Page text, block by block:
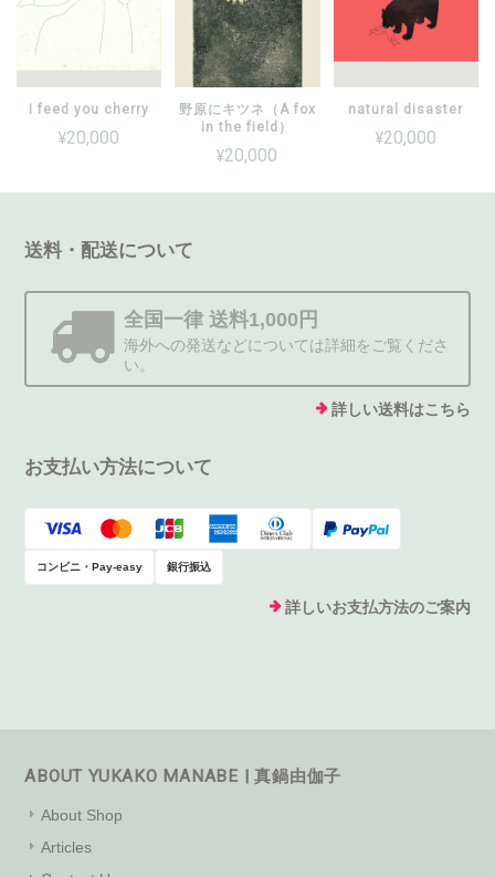
I feed you cherry
¥20,000
野原にキツネ（A fox
in the field）
¥20,000
natural disaster
¥20,000
送料・配送について
全国一律 送料1,000円
海外への発送などについては詳細をご覧くださ
い。
詳しい送料はこちら
お支払い方法について
コンビニ・Pay-easy 銀行振込
詳しいお支払方法のご案内
ABOUT YUKAKO MANABE | 真鍋由伽子
About Shop
Articles